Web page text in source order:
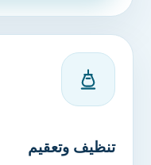
تنظيف وتعقيم